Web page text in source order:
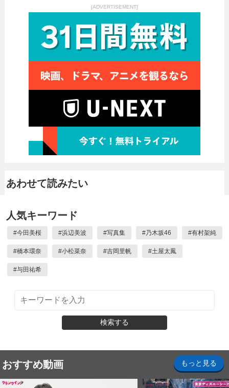
[ADVERTISEMENT]
あわせて読みたい
人気キーワード
#今田美桜 #浜辺美波 #写真集 #乃木坂46 #有村架純
#橋本環奈 #小松菜奈 #吉岡里帆 #土屋太鳳
#与田祐希
検索する
おすすめ動画 もっと見る